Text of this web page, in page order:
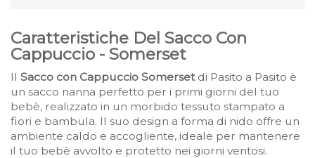
Caratteristiche Del Sacco Con
Cappuccio - Somerset
Il Sacco con Cappuccio Somersetdi Pasito a Pasito è
un sacco nanna perfetto per i primi giorni del tuo
bebè, realizzato in un morbido tessuto stampato a
fiori e bambula. Il suo design a forma di nido offre un
ambiente caldo e accogliente, ideale per mantenere
il tuo bebè avvolto e protetto nei giorni ventosi.